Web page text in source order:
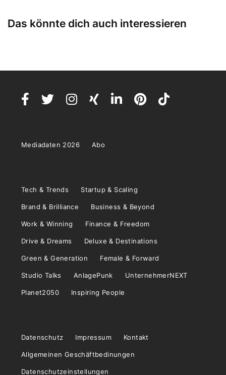
Das könnte dich auch interessieren
Mediadaten 2026 Abo
Tech & Trends Startup & Scaling
Brand & Brilliance Business & Beyond
Work & Winning Finance & Freedom
Drive & Dreams Deluxe & Destinations
Green & Generation Female & Forward
Studio Talks AnlagePunk UnternehmerNEXT
Planet2050 Inspiring People
Datenschutz Impressum Kontakt
Allgemeinen Geschäftbedinungen
Datenschutzeinstellungen